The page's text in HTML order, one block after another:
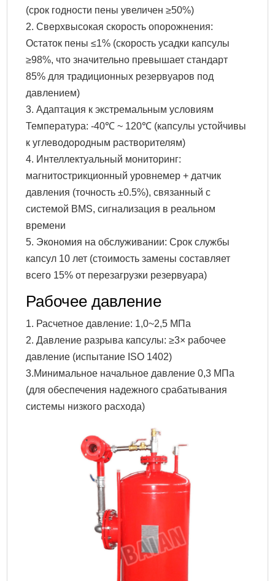
(срок годности пены увеличен ≥50%)
2. Сверхвысокая скорость опорожнения:
Остаток пены ≤1% (скорость усадки капсулы
≥98%, что значительно превышает стандарт
85% для традиционных резервуаров под
давлением)
3. Адаптация к экстремальным условиям
Температура: -40℃ ~ 120℃ (капсулы устойчивы
к углеводородным растворителям)
4. Интеллектуальный мониторинг:
магнитострикционный уровнемер + датчик
давления (точность ±0.5%), связанный с
системой BMS, сигнализация в реальном
времени
5. Экономия на обслуживании: Срок службы
капсул 10 лет (стоимость замены составляет
всего 15% от перезагрузки резервуара)
Рабочее давление
1. Расчетное давление: 1,0~2,5 МПа
2. Давление разрыва капсулы: ≥3× рабочее
давление (испытание ISO 1402)
3.Минимальное начальное давление 0,3 МПа
(для обеспечения надежного срабатывания
системы низкого расхода)